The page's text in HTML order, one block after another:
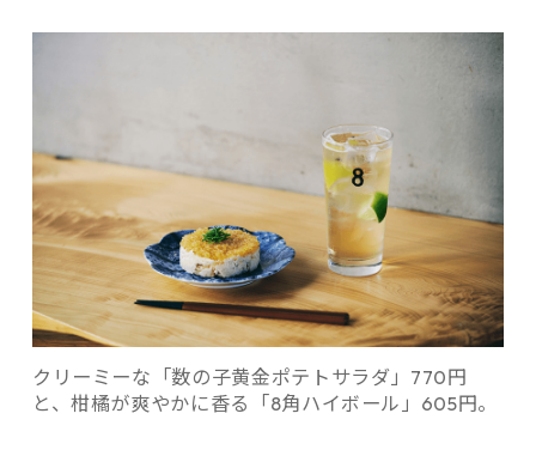
クリーミーな「数の子黄金ポテトサラダ」770円
と、柑橘が爽やかに香る「8角ハイボール」605円。